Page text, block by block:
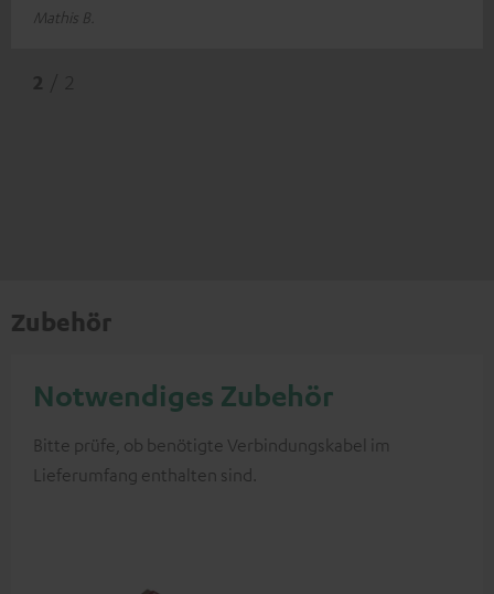
Mathis B.
Zubehör
Notwendiges Zubehör
Bitte prüfe, ob benötigte Verbindungskabel im
Lieferumfang enthalten sind.